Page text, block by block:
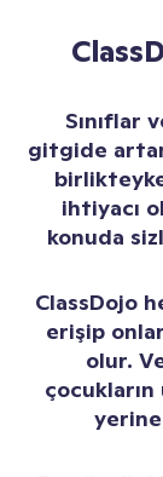
Sınıflar
gitgide
ihtiyacı
konuda
ClassDojo
erişip
olur.